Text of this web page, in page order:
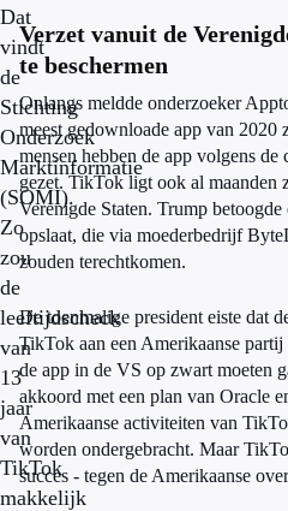
Dat
vindt
de
Stichting
Onderzoek
Marktinformatie
(SOMI).
Zo
zou
de
leeftijdscheck
van
13
jaar
van
TikTok
makkelijk
Verzet vanuit de
te beschermen
Onlangs meldde onderzoeker
meest gedownloade app van
mensen hebben de app volgens
gezet. TikTok ligt ook al maanden
Verenigde Staten. Trump
opslaat, die via moederbedrijf
zouden terechtkomen.
De toenmalige president eiste dat
TikTok aan een Amerikaanse
de app in de VS op zwart moeten
akkoord met een plan van Oracle
Amerikaanse activiteiten van
worden ondergebracht. Maar
succes - tegen de Amerikaanse